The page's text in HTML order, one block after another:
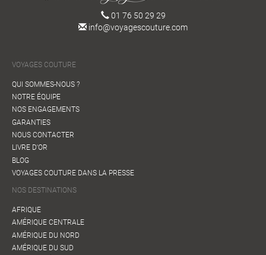
01 76 50 29 29
info@voyagescouture.com
VOYAGES COUTURE
QUI SOMMES-NOUS ?
NOTRE ÉQUIPE
NOS ENGAGEMENTS
GARANTIES
NOUS CONTACTER
LIVRE D'OR
BLOG
VOYAGES COUTURE DANS LA PRESSE
NOS DESTINATIONS
AFRIQUE
AMÉRIQUE CENTRALE
AMÉRIQUE DU NORD
AMÉRIQUE DU SUD